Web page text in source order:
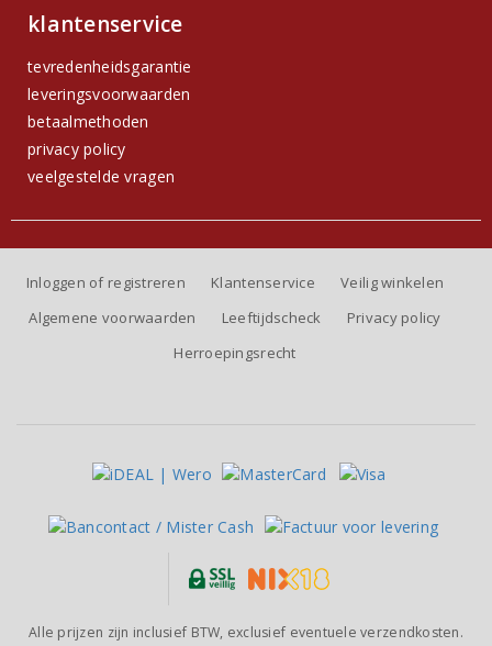
klantenservice
tevredenheidsgarantie
leveringsvoorwaarden
betaalmethoden
privacy policy
veelgestelde vragen
Inloggen of registreren Klantenservice
Veilig winkelen
Algemene voorwaarden
Leeftijdscheck
Privacy policy
Herroepingsrecht
Alle prijzen zijn inclusief BTW, exclusief eventuele verzendkosten.